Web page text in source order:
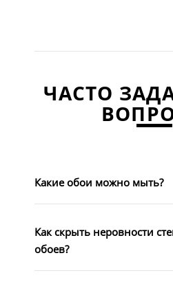
ЧАСТО
Какие обои можно мыть?
Как скрыть неровности
обоев?